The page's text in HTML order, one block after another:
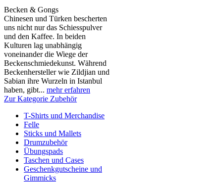
Becken & Gongs
Chinesen und Türken bescherten
uns nicht nur das Schiesspulver
und den Kaffee. In beiden
Kulturen lag unabhängig
voneinander die Wiege der
Beckenschmiedekunst. Während
Beckenhersteller wie Zildjian und
Sabian ihre Wurzeln in Istanbul
haben, gibt... mehr erfahren
Zur Kategorie Zubehör
T-Shirts und Merchandise
Felle
Sticks und Mallets
Drumzubehör
Übungspads
Taschen und Cases
Geschenkgutscheine und
Gimmicks